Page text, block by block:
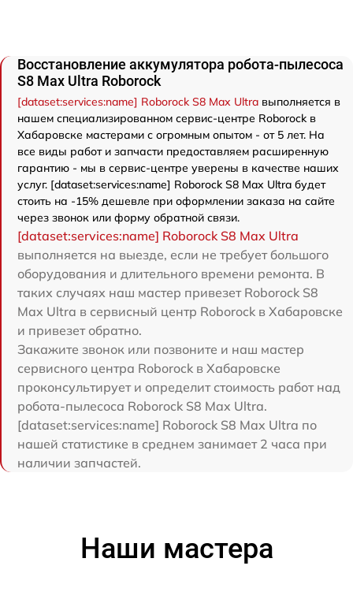
Восстановление аккумулятора робота-пылесоса
S8 Max Ultra Roborock
[dataset:services:name] Roborock S8 Max Ultra выполняется в
нашем специализированном сервис-центре Roborock в
Хабаровске мастерами с огромным опытом - от 5 лет. На
все виды работ и запчасти предоставляем расширенную
гарантию - мы в сервис-центре уверены в качестве наших
услуг. [dataset:services:name] Roborock S8 Max Ultra будет
стоить на -15% дешевле при оформлении заказа на сайте
через звонок или форму обратной связи.
[dataset:services:name] Roborock S8 Max Ultra
выполняется на выезде, если не требует большого
оборудования и длительного времени ремонта. В
таких случаях наш мастер привезет Roborock S8
Max Ultra в сервисный центр Roborock в Хабаровске
и привезет обратно.
Закажите звонок или позвоните и наш мастер
сервисного центра Roborock в Хабаровске
проконсультирует и определит стоимость работ над
робота-пылесоса Roborock S8 Max Ultra.
[dataset:services:name] Roborock S8 Max Ultra по
нашей статистике в среднем занимает 2 часа при
наличии запчастей.
Наши мастера